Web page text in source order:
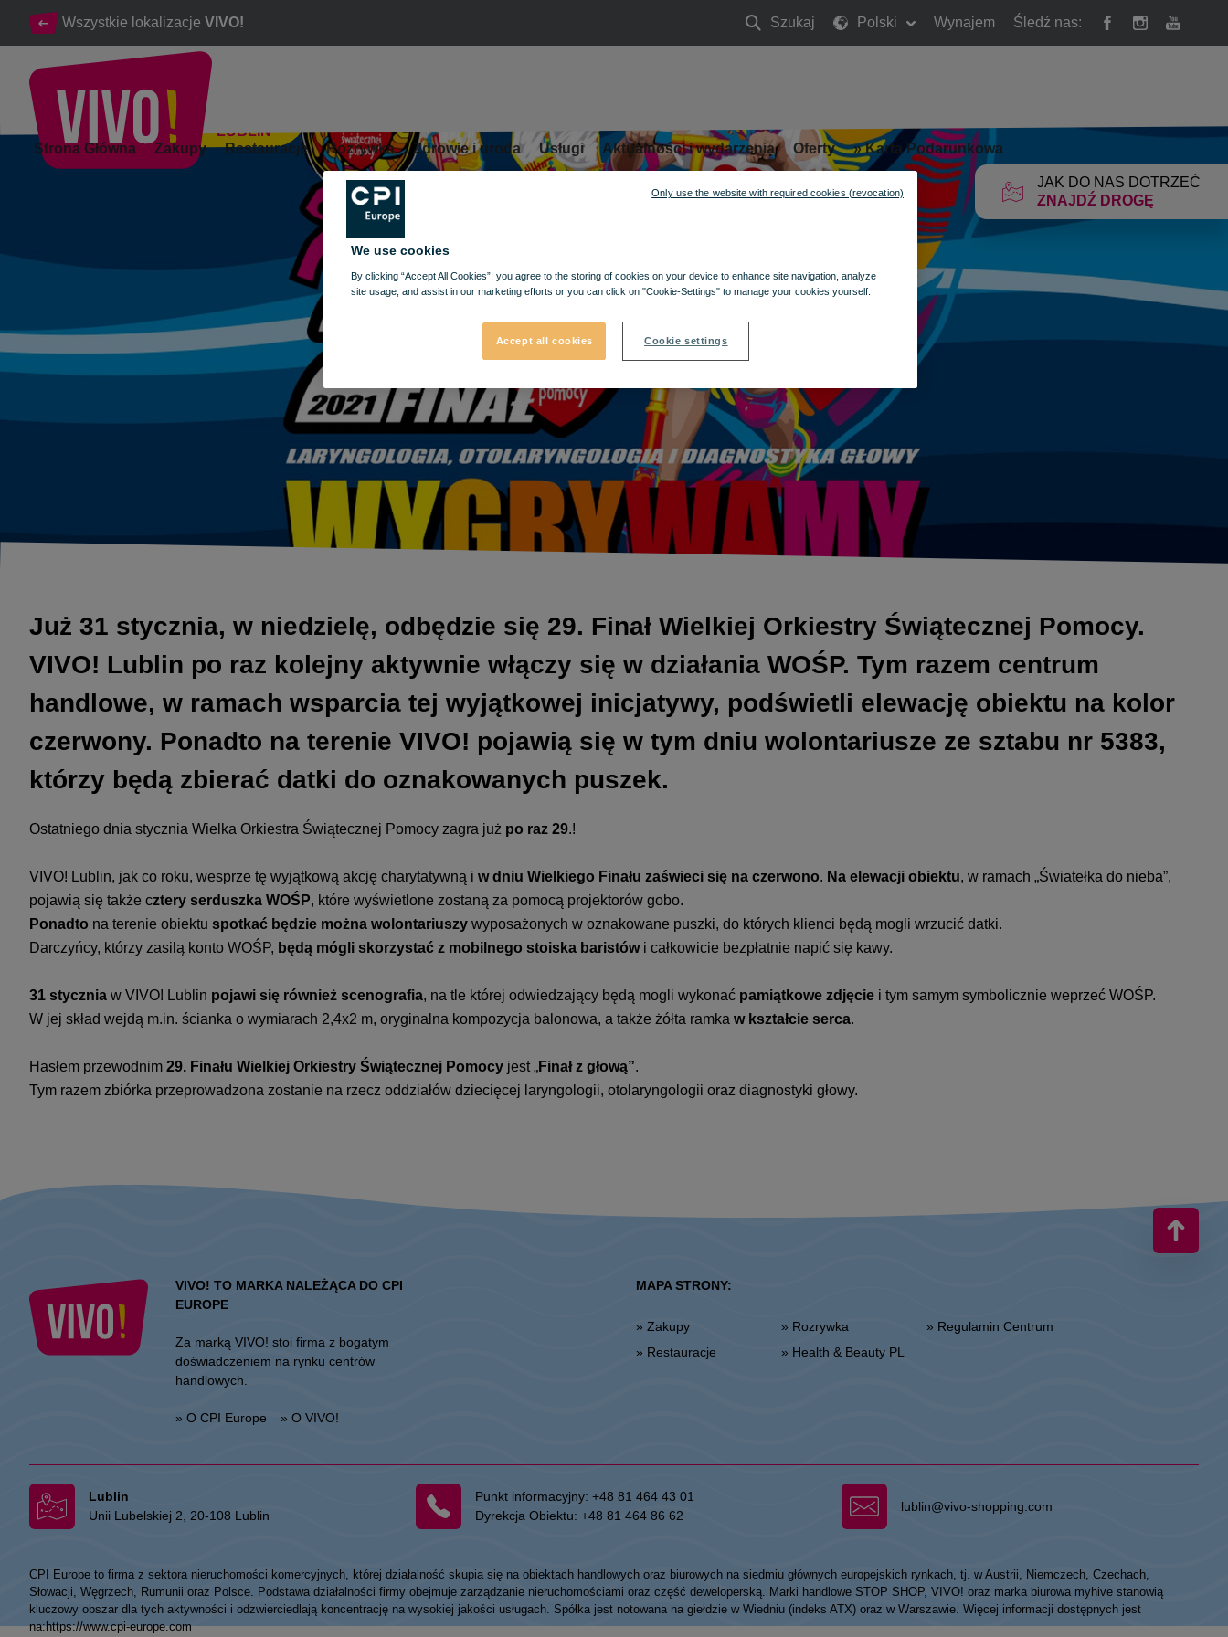
Wszystkie lokalizacje VIVO! Szukaj
Szukaj
Polski Wynajem Śledź nas:
JAK DO NAS DOTRZEĆ
ZNAJDŹ DROGĘ
LUBLIN
Strona Główna Zakupy Restauracje Rozrywka Zdrowie i uroda Usługi Aktualności i wydarzenia Oferty »Karta Podarunkowa
VIVO! Lublin wspiera Wielką Orkiestrę Świątecznej Pomocy
Już 31 stycznia, w niedzielę, odbędzie się 29. Finał Wielkiej Orkiestry Świątecznej Pomocy.
VIVO! Lublin po raz kolejny aktywnie włączy się w działania WOŚP. Tym razem centrum
handlowe, w ramach wsparcia tej wyjątkowej inicjatywy, podświetli elewację obiektu na kolor
czerwony. Ponadto na terenie VIVO! pojawią się w tym dniu wolontariusze ze sztabu nr 5383,
którzy będą zbierać datki do oznakowanych puszek.
Ostatniego dnia stycznia Wielka Orkiestra Świątecznej Pomocy zagra już po raz 29.!
VIVO! Lublin, jak co roku, wesprze tę wyjątkową akcję charytatywną i w dniu Wielkiego Finału zaświeci się na czerwono. Na elewacji obiektu, w ramach „Światełka do nieba”,
pojawią się także cztery serduszka WOŚP, które wyświetlone zostaną za pomocą projektorów gobo.
Ponadto na terenie obiektu spotkać będzie można wolontariuszy wyposażonych w oznakowane puszki, do których klienci będą mogli wrzucić datki.
Darczyńcy, którzy zasilą konto WOŚP, będą mógli skorzystać z mobilnego stoiska baristówi całkowicie bezpłatnie napić się kawy.
31 stycznia w VIVO! Lublin pojawi się również scenografia, na tle której odwiedzający będą mogli wykonać pamiątkowe zdjęcie i tym samym symbolicznie weprzeć WOŚP.
W jej skład wejdą m.in. ścianka o wymiarach 2,4x2 m, oryginalna kompozycja balonowa, a także żółta ramka w kształcie serca.
Hasłem przewodnim 29. Finału Wielkiej Orkiestry Świątecznej Pomocy jest „Finał z głową”.
Tym razem zbiórka przeprowadzona zostanie na rzecz oddziałów dziecięcej laryngologii, otolaryngologii oraz diagnostyki głowy.
VIVO! TO MARKA NALEŻĄCA DO CPI
EUROPE
Za marką VIVO! stoi firma z bogatym
doświadczeniem na rynku centrów
handlowych.
» O CPI Europe » O VIVO!
MAPA STRONY:
» Zakupy
» Restauracje
» Rozrywka
» Health & Beauty PL
» Regulamin Centrum
Lublin
Unii Lubelskiej 2, 20-108 Lublin
Punkt informacyjny:+48 81 464 43 01
Dyrekcja Obiektu:+48 81 464 86 62
lublin@vivo-shopping.com
CPI Europe to firma z sektora nieruchomości komercyjnych, której działalność skupia się na obiektach handlowych oraz biurowych na siedmiu głównych europejskich rynkach, tj. w Austrii, Niemczech, Czechach,
Słowacji, Węgrzech, Rumunii oraz Polsce. Podstawa działalności firmy obejmuje zarządzanie nieruchomościami oraz część deweloperską. Marki handlowe STOP SHOP, VIVO! oraz marka biurowa myhive stanowią
kluczowy obszar dla tych aktywności i odzwierciedlają koncentrację na wysokiej jakości usługach. Spółka jest notowana na giełdzie w Wiedniu (indeks ATX) oraz w Warszawie. Więcej informacji dostępnych jest
na:https://www.cpi-europe.com
We use cookies
By clicking “Accept All Cookies”, you agree to the storing of cookies on your device to enhance site navigation, analyze
site usage, and assist in our marketing efforts or you can click on "Cookie-Settings" to manage your cookies yourself.
Accept all cookies Cookie settings
Only use the website with required cookies (revocation)